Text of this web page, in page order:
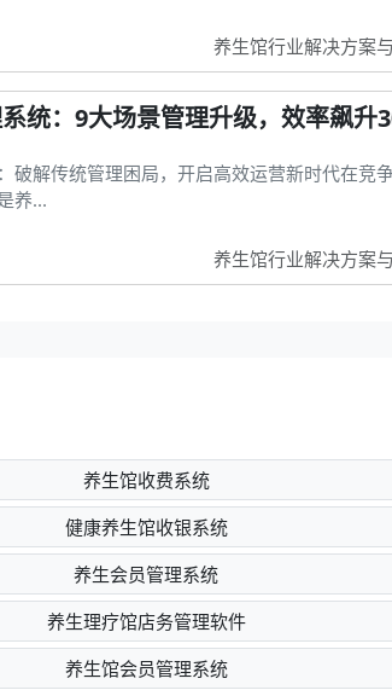
养生馆行业解决方案
统：9大场景管理升级，效率飙升
破解传统管理困局，开启高效运营新时代在竞
养...
养生馆行业解决方案
养生馆收费系统
健康养生馆收银系统
养生会员管理系统
养生理疗馆店务管理软件
养生馆会员管理系统